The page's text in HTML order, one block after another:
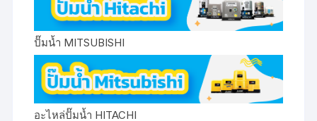
ปั๊มน้ำ MITSUBISHI
อะไหล่ปั๊มน้ำ HITACHI